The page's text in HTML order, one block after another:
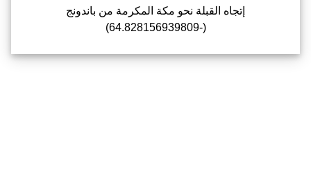
إتجاه القبلة نحو مكة المكرمة من باندونج
(-64.828156939809)